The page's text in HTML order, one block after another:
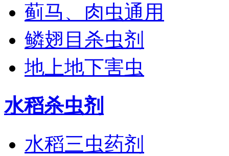
蓟马、肉虫通用
鳞翅目杀虫剂
地上地下害虫
水稻杀虫剂
水稻三虫药剂